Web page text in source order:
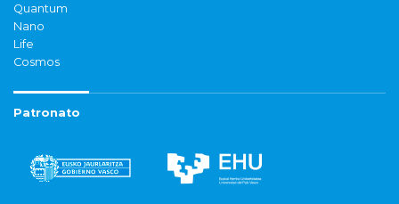
Quantum
Nano
Life
Cosmos
Patronato